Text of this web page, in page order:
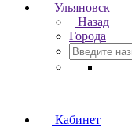
Ульяновск
Назад
Города
Кабинет